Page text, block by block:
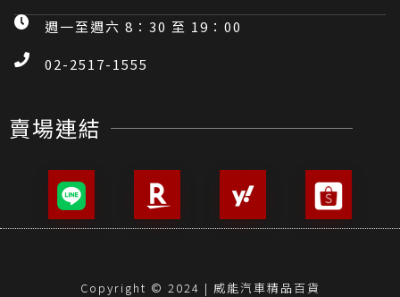
週一至週六 8：30 至 19：00
02-2517-1555
賣場連結
Copyright © 2024 | 威能汽車精品百貨